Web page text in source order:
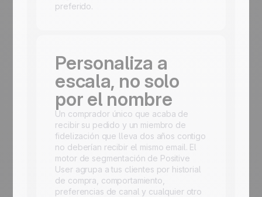
preferido.
Personaliza a
escala, no solo
por el nombre
Un comprador único que acaba de
recibir su pedido y un miembro de
fidelización que lleva dos años contigo
no deberían recibir el mismo email. El
motor de segmentación de Positive
User agrupa a tus clientes por historial
de compra, comportamiento,
preferencias de canal y cualquier otro